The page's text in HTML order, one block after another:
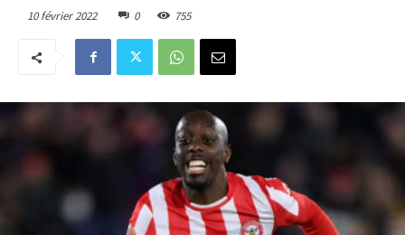
10 février 2022 0 755